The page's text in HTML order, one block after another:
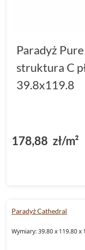
Paradyż
struktura C
39.8x119.8
178,88 zł/m²
Paradyż Cathedral
Wymiary: 39.80 x 119.80 x